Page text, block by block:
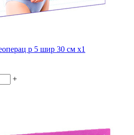
р 5 шир 30 см x1
+